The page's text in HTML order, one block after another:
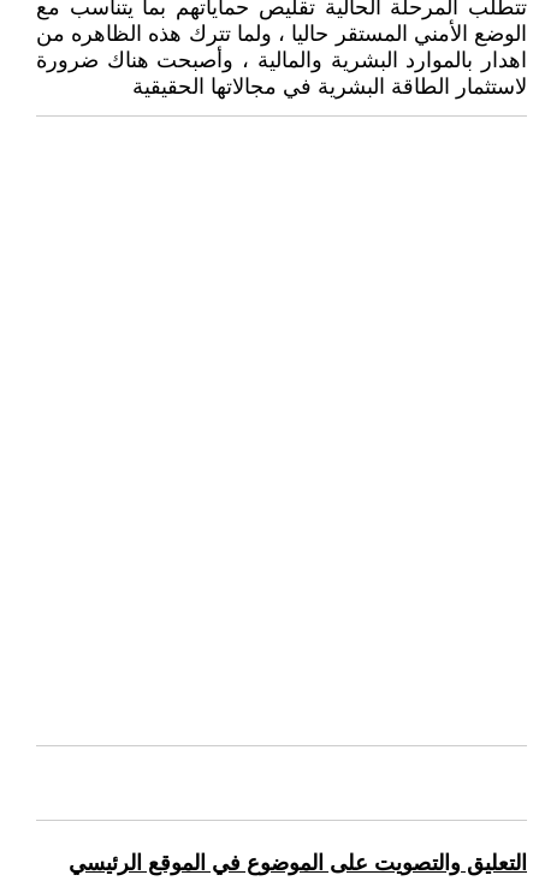
تتطلب المرحلة الحالية تقليص حماياتهم بما يتناسب مع
الوضع الأمني المستقر حاليا ، ولما تترك هذه الظاهره من
اهدار بالموارد البشرية والمالية ، وأصبحت هناك ضرورة
لاستثمار الطاقة البشرية في مجالاتها الحقيقية
التعليق والتصويت على الموضوع في الموقع الرئيسي